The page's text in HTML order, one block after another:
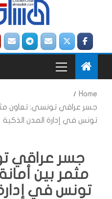
Home
جسر عراقي تونسي: تعاون
تونس في إدارة المدن الذكية
جسر عراقي
مثمر بين
تونس في